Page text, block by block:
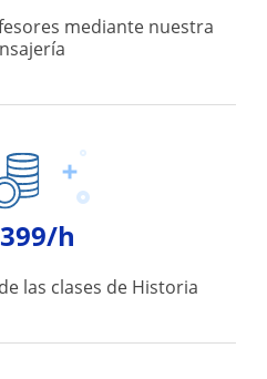
mediante nuestra
h
las clases de Historia